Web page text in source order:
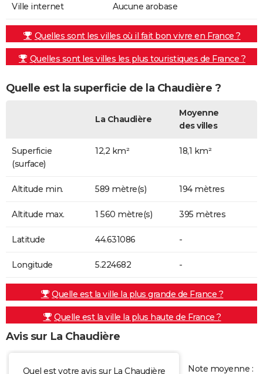
Ville internet Aucune arobase
Quelles sont les villes où il fait bon vivre en France ?
Quelles sont les villes les plus touristiques de France ?
Quelle est la superficie de la Chaudière ?
La Chaudière
Moyenne
des villes
Superficie
(surface)
12,2 km² 18,1 km²
Altitude min. 589 mètre(s) 194 mètres
Altitude max. 1 560 mètre(s) 395 mètres
Latitude 44.631086 -
Longitude 5.224682 -
Quelle est la ville la plus grande de France ?
Quelle est la ville la plus haute de France ?
Avis sur La Chaudière
Quel est votre avis sur La Chaudière Note moyenne :